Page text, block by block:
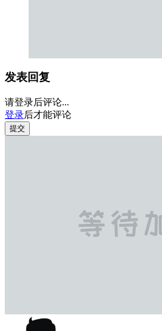
发表回复
请登录后评论...
登录后才能评论
提交